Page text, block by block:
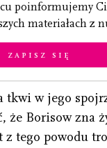
poinformujemy
materiałach z
Zapisz się
tkwi w jego
że Borisow zna
z tego powodu